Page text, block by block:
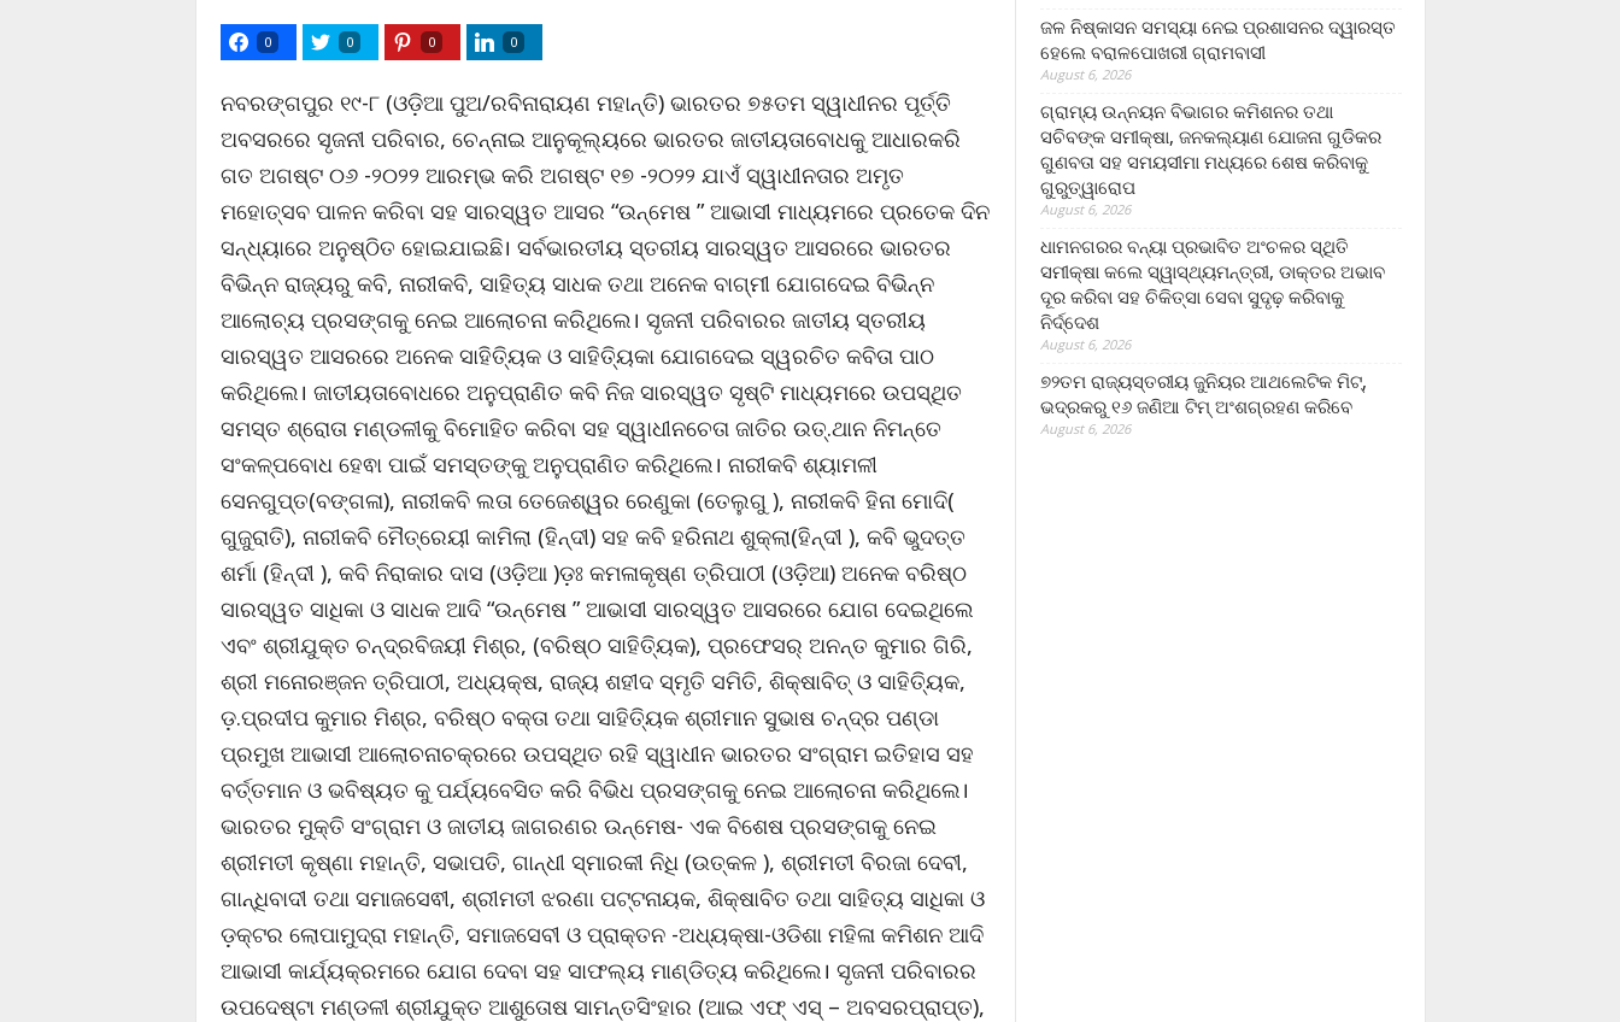
0 0 0 0
ନବରଙ୍ଗପୁର ୧୯-୮ (ଓଡ଼ିଆ ପୁଅ/ରବିନାରାୟଣ ମହାନ୍ତି) ଭାରତର ୭୫ତମ ସ୍ୱାଧୀନର ପୂର୍ତ୍ତି
ଅବସରରେ ସୃଜନୀ ପରିବାର, ଚେନ୍ନାଇ ଆନୁକୂଲ୍ୟରେ ଭାରତର ଜାତୀୟତାବୋଧକୁ ଆଧାରକରି
ଗତ ଅଗଷ୍ଟ ୦୬ -୨୦୨୨ ଆରମ୍ଭ କରି ଅଗଷ୍ଟ ୧୭ -୨୦୨୨ ଯାଏଁ ସ୍ୱାଧୀନତାର ଅମୃତ
ମହୋତ୍ସବ ପାଳନ କରିବା ସହ ସାରସ୍ୱତ ଆସର “ଉନ୍ମେଷ ” ଆଭାସୀ ମାଧ୍ୟମରେ ପ୍ରତେକ ଦିନ
ସନ୍ଧ୍ୟାରେ ଅନୁଷ୍ଠିତ ହୋଇଯାଇଛି। ସର୍ବଭାରତୀୟ ସ୍ତରୀୟ ସାରସ୍ୱତ ଆସରରେ ଭାରତର
ବିଭିନ୍ନ ରାଜ୍ୟରୁ କବି, ନାରୀକବି, ସାହିତ୍ୟ ସାଧକ ତଥା ଅନେକ ବାଗ୍ମୀ ଯୋଗଦେଇ ବିଭିନ୍ନ
ଆଲୋଚ୍ୟ ପ୍ରସଙ୍ଗକୁ ନେଇ ଆଲୋଚନା କରିଥିଲେ। ସୃଜନୀ ପରିବାରର ଜାତୀୟ ସ୍ତରୀୟ
ସାରସ୍ୱତ ଆସରରେ ଅନେକ ସାହିତ୍ୟିକ ଓ ସାହିତ୍ୟିକା ଯୋଗଦେଇ ସ୍ୱରଚିତ କବିତା ପାଠ
କରିଥିଲେ। ଜାତୀୟତାବୋଧରେ ଅନୁପ୍ରାଣିତ କବି ନିଜ ସାରସ୍ୱତ ସୃଷ୍ଟି ମାଧ୍ୟମରେ ଉପସ୍ଥିତ
ସମସ୍ତ ଶ୍ରୋତା ମଣ୍ଡଳୀକୁ ବିମୋହିତ କରିବା ସହ ସ୍ୱାଧୀନଚେତା ଜାତିର ଉତ୍.ଥାନ ନିମନ୍ତେ
ସଂକଳ୍ପବୋଧ ହେଵା ପାଇଁ ସମସ୍ତଙ୍କୁ ଅନୁପ୍ରାଣିତ କରିଥିଲେ। ନାରୀକବି ଶ୍ୟାମଳୀ
ସେନଗୁପ୍ତ(ବଙ୍ଗଳା), ନାରୀକବି ଲତା ତେଜେଶ୍ୱର ରେଣୁକା (ତେଲୁଗୁ ), ନାରୀକବି ହିନା ମୋଦି(
ଗୁଜୁରାତି), ନାରୀକବି ମୈତ୍ରେୟୀ କାମିଲା (ହିନ୍ଦୀ) ସହ କବି ହରିନାଥ ଶୁକ୍ଲା(ହିନ୍ଦୀ ), କବି ଭୁଦତ୍ତ
ଶର୍ମା (ହିନ୍ଦୀ ), କବି ନିରାକାର ଦାସ (ଓଡ଼ିଆ )ଡ଼ଃ କମଳାକୃଷ୍ଣ ତ୍ରିପାଠୀ (ଓଡ଼ିଆ) ଅନେକ ବରିଷ୍ଠ
ସାରସ୍ୱତ ସାଧିକା ଓ ସାଧକ ଆଦି “ଉନ୍ମେଷ ” ଆଭାସୀ ସାରସ୍ୱତ ଆସରରେ ଯୋଗ ଦେଇଥିଲେ
ଏବଂ ଶ୍ରୀଯୁକ୍ତ ଚନ୍ଦ୍ରବିଜୟୀ ମିଶ୍ର, (ବରିଷ୍ଠ ସାହିତ୍ୟିକ), ପ୍ରଫେସର୍ ଅନନ୍ତ କୁମାର ଗିରି,
ଶ୍ରୀ ମନୋରଞ୍ଜନ ତ୍ରିପାଠୀ, ଅଧ୍ୟକ୍ଷ, ରାଜ୍ୟ ଶହୀଦ ସ୍ମୃତି ସମିତି, ଶିକ୍ଷାବିତ୍ ଓ ସାହିତ୍ୟିକ,
ଡ଼.ପ୍ରଦୀପ କୁମାର ମିଶ୍ର, ବରିଷ୍ଠ ବକ୍ତା ତଥା ସାହିତ୍ୟିକ ଶ୍ରୀମାନ ସୁଭାଷ ଚନ୍ଦ୍ର ପଣ୍ଡା
ପ୍ରମୁଖ ଆଭାସୀ ଆଲୋଚନାଚକ୍ରରେ ଉପସ୍ଥିତ ରହି ସ୍ୱାଧୀନ ଭାରତର ସଂଗ୍ରାମ ଇତିହାସ ସହ
ବର୍ତ୍ତମାନ ଓ ଭବିଷ୍ୟତ କୁ ପର୍ଯ୍ୟବେସିତ କରି ବିଭିଧ ପ୍ରସଙ୍ଗକୁ ନେଇ ଆଲୋଚନା କରିଥିଲେ।
ଭାରତର ମୁକ୍ତି ସଂଗ୍ରାମ ଓ ଜାତୀୟ ଜାଗରଣର ଉନ୍ମେଷ- ଏକ ବିଶେଷ ପ୍ରସଙ୍ଗକୁ ନେଇ
ଶ୍ରୀମତୀ କୃଷ୍ଣା ମହାନ୍ତି, ସଭାପତି, ଗାନ୍ଧୀ ସ୍ମାରକୀ ନିଧି (ଉତ୍କଳ ), ଶ୍ରୀମତୀ ବିରଜା ଦେବୀ,
ଗାନ୍ଧିବାଦୀ ତଥା ସମାଜସେଵୀ, ଶ୍ରୀମତୀ ଝରଣା ପଟ୍ଟନାୟକ, ଶିକ୍ଷାବିତ ତଥା ସାହିତ୍ୟ ସାଧିକା ଓ
ଡ଼କ୍ଟର ଲୋପାମୁଦ୍ରା ମହାନ୍ତି, ସମାଜସେବୀ ଓ ପ୍ରାକ୍ତନ -ଅଧ୍ୟକ୍ଷା-ଓଡିଶା ମହିଳା କମିଶନ ଆଦି
ଆଭାସୀ କାର୍ଯ୍ୟକ୍ରମରେ ଯୋଗ ଦେବା ସହ ସାଫଲ୍ୟ ମାଣ୍ଡିତ୍ୟ କରିଥିଲେ। ସୃଜନୀ ପରିବାରର
ଉପଦେଷ୍ଟା ମଣ୍ଡଳୀ ଶ୍ରୀଯୁକ୍ତ ଆଶୁତୋଷ ସାମନ୍ତସିଂହାର (ଆଇ ଏଫ୍ ଏସ୍ – ଅବସରପ୍ରାପ୍ତ),
ଜଳ ନିଷ୍କାସନ ସମସ୍ୟା ନେଇ ପ୍ରଶାସନର ଦ୍ୱାରସ୍ତ
ହେଲେ ବରାଳପୋଖରୀ ଗ୍ରାମବାସୀ
August 6, 2026
ଗ୍ରାମ୍ୟ ଉନ୍ନୟନ ବିଭାଗର କମିଶନର ତଥା
ସଚିବଙ୍କ ସମୀକ୍ଷା, ଜନକଲ୍ୟାଣ ଯୋଜନା ଗୁଡିକର
ଗୁଣବତା ସହ ସମୟସୀମା ମଧ୍ୟରେ ଶେଷ କରିବାକୁ
ଗୁରୁତ୍ୱାରୋପ
August 6, 2026
ଧାମନଗରର ବନ୍ୟା ପ୍ରଭାବିତ ଅଂଚଳର ସ୍ଥିତି
ସମୀକ୍ଷା କଲେ ସ୍ୱାସ୍ଥ୍ୟମନ୍ତ୍ରୀ, ଡାକ୍ତର ଅଭାବ
ଦୂର କରିବା ସହ ଚିକିତ୍ସା ସେବା ସୁଦୃଢ଼ କରିବାକୁ
ନିର୍ଦ୍ଦେଶ
August 6, 2026
୭୨ତମ ରାଜ୍ୟସ୍ତରୀୟ ଜୁନିୟର ଆଥଲେଟିକ ମିଟ୍‌,
ଭଦ୍ରକରୁ ୧୬ ଜଣିଆ ଟିମ୍ ଅଂଶଗ୍ରହଣ କରିବେ
August 6, 2026